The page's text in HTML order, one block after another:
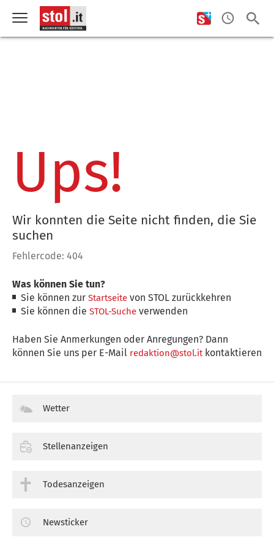
Ups!
Wir konnten die Seite nicht finden, die Sie
suchen
Fehlercode: 404
Was können Sie tun?
Sie können zurStartseite von STOL zurückkehren
Sie können dieSTOL-Suche verwenden
Haben Sie Anmerkungen oder Anregungen? Dann
können Sie uns per E-Mail redaktion@stol.itkontaktieren
Wetter
Stellenanzeigen
Todesanzeigen
Newsticker